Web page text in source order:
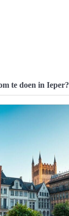
te doen in Ieper?